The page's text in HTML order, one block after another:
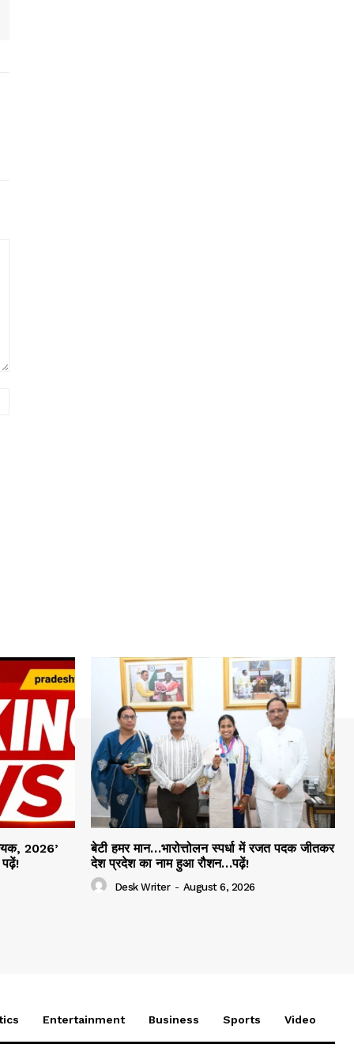
2026’
पढ़ें!
बेटी हमर मान…भारोत्तोलन स्पर्धा में रजत पदक जीतकर
देश प्रदेश का नाम हुआ रौशन…पढ़ें!
Desk Writer - August 6, 2026
Entertainment Business Sports Video